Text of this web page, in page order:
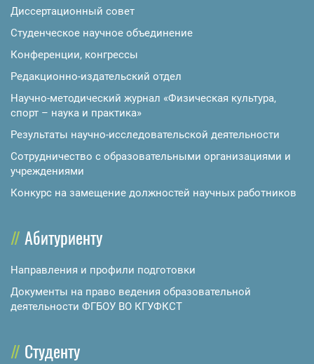
Диссертационный совет
Студенческое научное объединение
Конференции, конгрессы
Редакционно-издательский отдел
Научно-методический журнал «Физическая культура,
спорт – наука и практика»
Результаты научно-исследовательской деятельности
Сотрудничество с образовательными организациями и
учреждениями
Конкурс на замещение должностей научных работников
Абитуриенту
Направления и профили подготовки
Документы на право ведения образовательной
деятельности ФГБОУ ВО КГУФКСТ
Студенту